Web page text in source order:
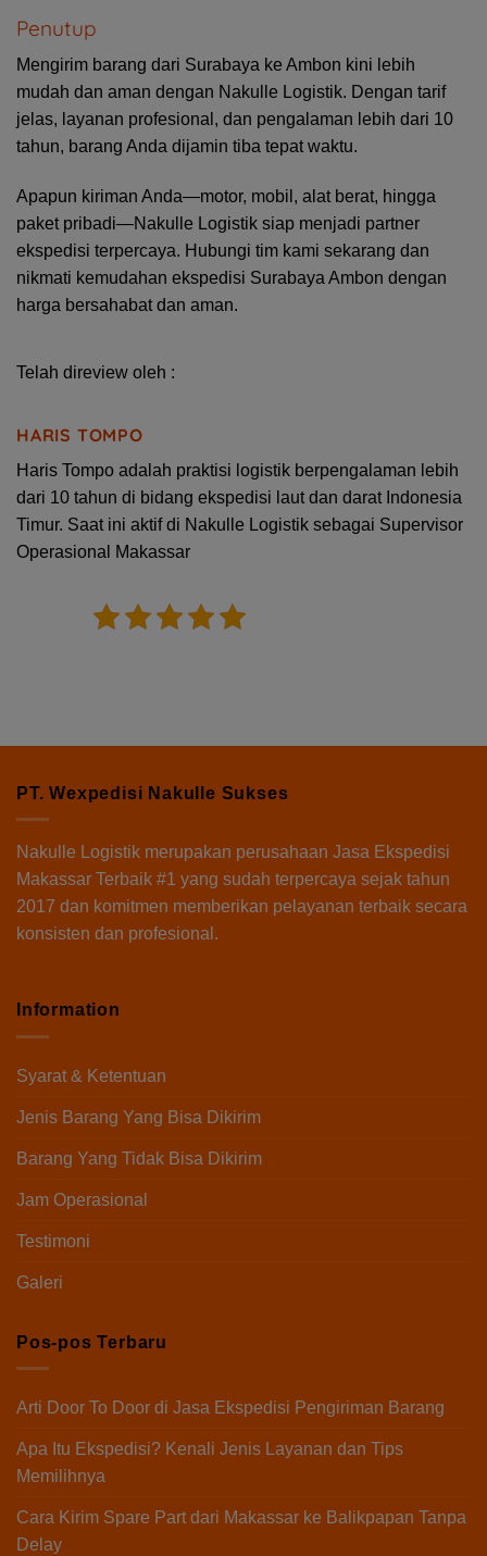
Penutup
Mengirim barang dari Surabaya ke Ambon kini lebih
mudah dan aman dengan Nakulle Logistik. Dengan tarif
jelas, layanan profesional, dan pengalaman lebih dari 10
tahun, barang Anda dijamin tiba tepat waktu.
Apapun kiriman Anda—motor, mobil, alat berat, hingga
paket pribadi—Nakulle Logistik siap menjadi partner
ekspedisi terpercaya. Hubungi tim kami sekarang dan
nikmati kemudahan ekspedisi Surabaya Ambon dengan
harga bersahabat dan aman.
Telah direview oleh :
HARIS TOMPO
Haris Tompo adalah praktisi logistik berpengalaman lebih
dari 10 tahun di bidang ekspedisi laut dan darat Indonesia
Timur. Saat ini aktif di Nakulle Logistik sebagai Supervisor
Operasional Makassar
PT. Wexpedisi Nakulle Sukses
Nakulle Logistik merupakan perusahaan Jasa Ekspedisi
Makassar Terbaik #1 yang sudah terpercaya sejak tahun
2017 dan komitmen memberikan pelayanan terbaik secara
konsisten dan profesional.
Information
Syarat & Ketentuan
Jenis Barang Yang Bisa Dikirim
Barang Yang Tidak Bisa Dikirim
Jam Operasional
Testimoni
Galeri
Pos-pos Terbaru
Arti Door To Door di Jasa Ekspedisi Pengiriman Barang
Apa Itu Ekspedisi? Kenali Jenis Layanan dan Tips
Memilihnya
Cara Kirim Spare Part dari Makassar ke Balikpapan Tanpa
Delay